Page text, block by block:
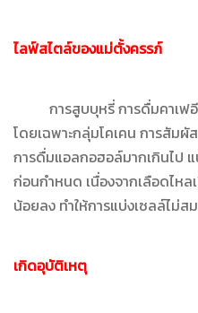
ไลฟ์สไตล์ของแม่ตั้งครรภ์
การสูบบุหรี่ การดื่มคาเฟอี
โดยเฉพาะกลุ่มโคเคน การสัม
การดื่มแอลกอฮอล์มากเกินไป
ก่อนกำหนด เนื่องจากเลือดไห
น้อยลง ทำให้การแบ่งเซลล์ไม่
เกิดอุบัติเหตุ